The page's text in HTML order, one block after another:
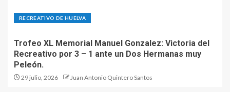
RECREATIVO DE HUELVA
Trofeo XL Memorial Manuel Gonzalez: Victoria del
Recreativo por 3 – 1 ante un Dos Hermanas muy
Peleón.
29 julio, 2026 Juan Antonio Quintero Santos